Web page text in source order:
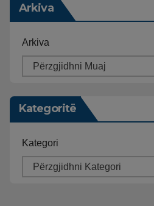
Arkiva
Arkiva
Kategoritë
Kategori